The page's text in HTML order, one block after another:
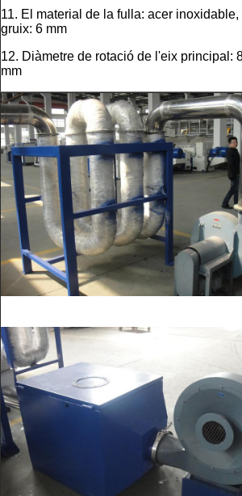
11. El material de la fulla: acer inoxidable,
gruix: 6 mm
12. Diàmetre de rotació de l'eix principal:
mm